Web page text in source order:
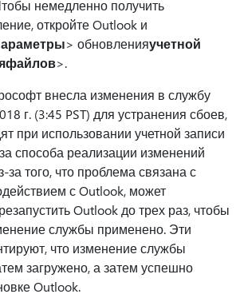
немедленно получить
откройте Outlook и
> обновленияучетной
файлов>.
внесла изменения в службу
г. (3:45 PST) для устранения сбоев,
при использовании учетной записи
способа реализации изменений
за того, что проблема связана с
с Outlook, может
Outlook до трех раз, чтобы
службы применено. Эти
что изменение службы
загружено, а затем успешно
Outlook.